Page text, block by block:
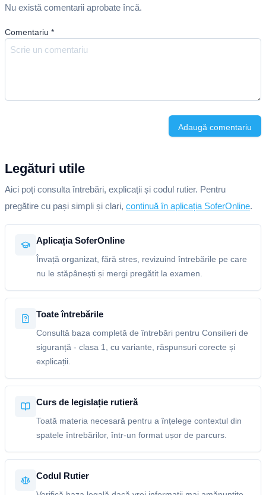
Nu există comentarii aprobate încă.
Comentariu *
Adaugă comentariu
Legături utile
Aici poți consulta întrebări, explicații și codul rutier. Pentru
pregătire cu pași simpli și clari, continuă în aplicația SoferOnline.
Aplicația SoferOnline
Învață organizat, fără stres, revizuind întrebările pe care
nu le stăpânești și mergi pregătit la examen.
Toate întrebările
Consultă baza completă de întrebări pentru Consilieri de
siguranță - clasa 1, cu variante, răspunsuri corecte și
explicații.
Curs de legislație rutieră
Toată materia necesară pentru a înțelege contextul din
spatele întrebărilor, într-un format ușor de parcurs.
Codul Rutier